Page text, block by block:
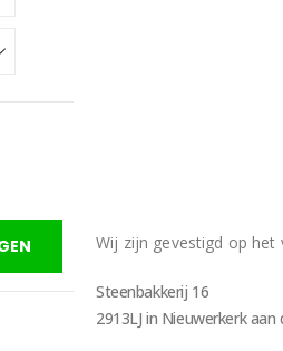
Wij zijn gevestigd op het
Steenbakkerij 16
2913LJ in Nieuwerkerk aan